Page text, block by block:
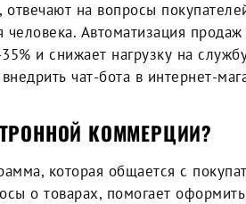
на вопросы
человека. Автоматизация
и снижает нагрузку на
чат-бота в интернет-
КОММЕРЦИИ?
которая общается с
о товарах, помогает